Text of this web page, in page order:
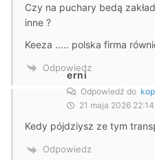
Czy na puchary bedą
inne ?
Keeza ….. polska firma
Odpowiedz
erni
Odpowiedź do
21 maja 2026
Kedy pójdziysz ze tym
Odpowiedz